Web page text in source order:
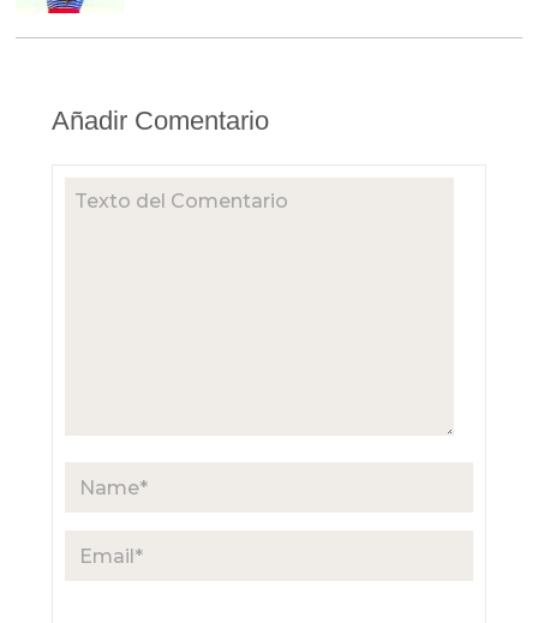
Añadir Comentario